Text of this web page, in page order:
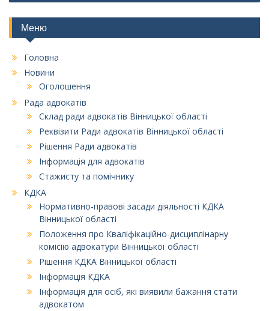
Меню
Головна
Новини
Оголошення
Рада адвокатів
Склад ради адвокатів Вінницької області
Реквізити Ради адвокатів Вінницької області
Рішення Ради адвокатів
Інформація для адвокатів
Стажисту та помічнику
КДКА
Нормативно-правові засади діяльності КДКА
Вінницької області
Положення про Кваліфікаційно-дисциплінарну
комісію адвокатури Вінницької області
Рішення КДКА Вінницької області
Інформація КДКА
Інформація для осіб, які виявили бажання стати
адвокатом